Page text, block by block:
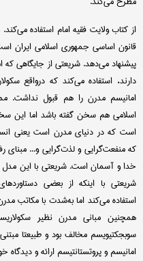
از کتاب ولایت فقیه امام استفاده
قانون اساسی جمهوری اسلامی ایران
پیشنهاد می‌دهد. شریعتی از جایگاهی که
دارند، استفاده می‌کند که درواقع
امانیسم مدرن را هم قبول نداشت.
اسلامی هم سخن گفته باشد اما این
است که در دنیای مدرن است یعنی
که منفعت‌گرایی و لذت‌گرایی و... مبنای
خدا و آسمان است. شریعتی با این مدل
شریعتی با اینکه از بعضی
استفاده می‌کند اما به‌شدت با مکاتب
همچنین مبانی مدرن نظیر
سوبجکتیویسم مخالف بود و طبیعتا
امانیسم و پروتستانتیسم ارائه و دیدگاه